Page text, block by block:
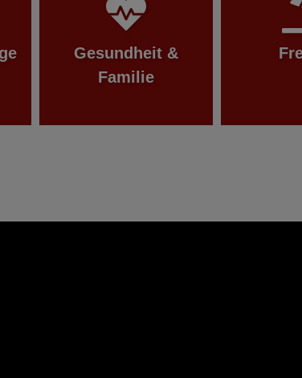
Gesundheit &
Familie